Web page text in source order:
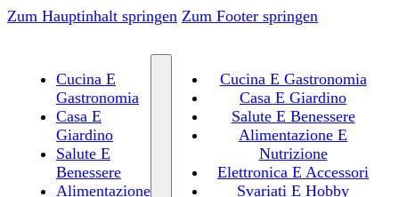
Zum Hauptinhalt springen Zum Footer springen
Cucina E
Gastronomia
Casa E
Giardino
Salute E
Benessere
Alimentazione
Cucina E Gastronomia
Casa E Giardino
Salute E Benessere
Alimentazione E
Nutrizione
Elettronica E Accessori
Svariati E Hobby